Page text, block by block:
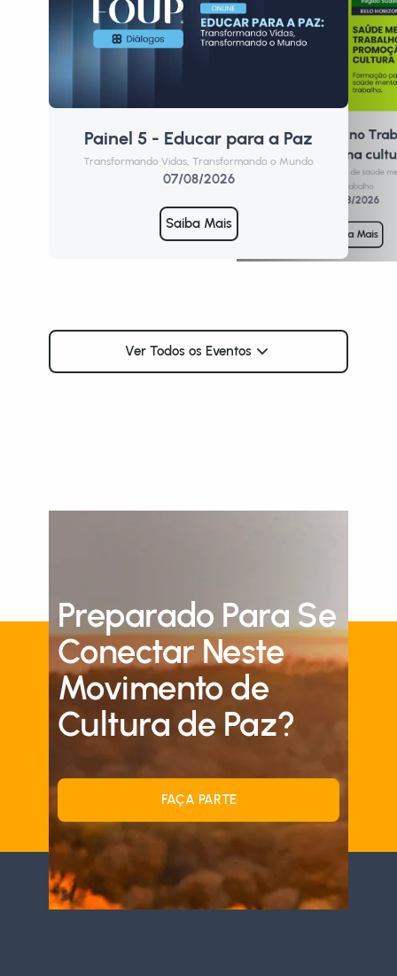
Painel 5 - Educar para a Paz
Transformando Vidas, Transformando o Mundo
07/08/2026
Saiba Mais
Saúde Mental no
Promoção de uma
Formação para profissionais de saúde
de trabalho.
10/08/2026
Saiba Mais
Ver Todos os Eventos
Preparado Para Se
Conectar Neste
Movimento de
Cultura de Paz?
FAÇA PARTE